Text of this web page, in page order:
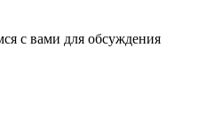
с вами для обсуждения